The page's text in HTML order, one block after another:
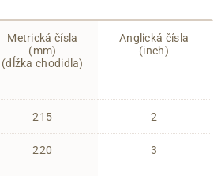
Metrická čísla
(mm)
(dĺžka chodidla)
215
220
Anglická čísla
(inch)
2
3